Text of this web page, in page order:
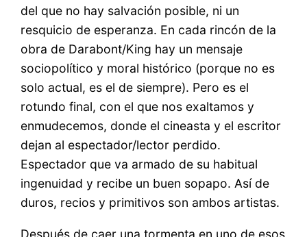
del que no hay salvación posible, ni un
resquicio de esperanza. En cada rincón de la
obra de Darabont/King hay un mensaje
sociopolítico y moral histórico (porque no es
solo actual, es el de siempre). Pero es el
rotundo final, con el que nos exaltamos y
enmudecemos, donde el cineasta y el escritor
dejan al espectador/lector perdido.
Espectador que va armado de su habitual
ingenuidad y recibe un buen sopapo. Así de
duros, recios y primitivos son ambos artistas.
Después de caer una tormenta en uno de esos